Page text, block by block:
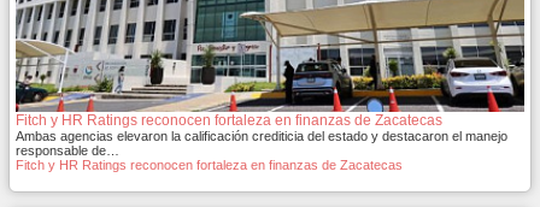
Fitch y HR Ratings reconocen fortaleza en finanzas de Zacatecas
Ambas agencias elevaron la calificación crediticia del estado y destacaron el manejo
responsable de…
Fitch y HR Ratings reconocen fortaleza en finanzas de Zacatecas